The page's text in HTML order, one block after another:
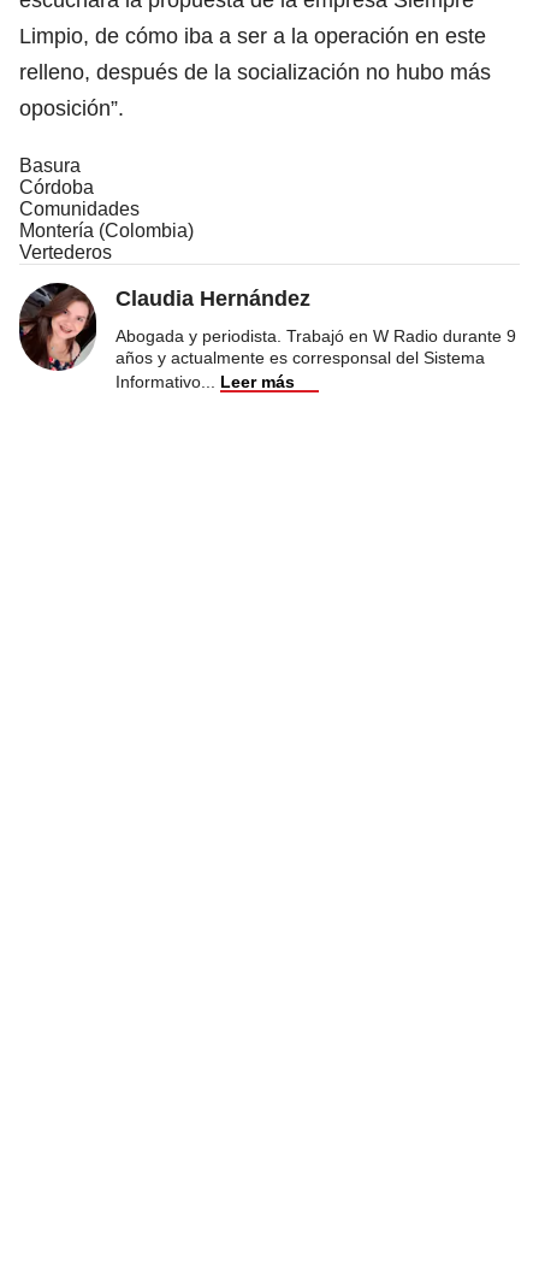
Limpio, de cómo iba a ser a la operación en este
relleno, después de la socialización no hubo más
oposición”.
Basura
Córdoba
Comunidades
Montería (Colombia)
Vertederos
Claudia Hernández
Abogada y periodista. Trabajó en W Radio durante 9
años y actualmente es corresponsal del Sistema
Informativo
Leer más